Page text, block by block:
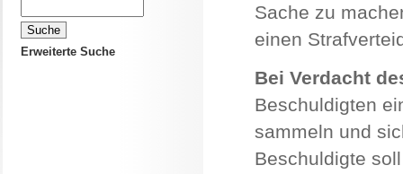
Erweiterte Suche
Sache zu
einen
Bei Verdacht
Beschuldigten
sammeln und
Beschuldigte